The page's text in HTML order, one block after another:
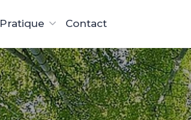
Pratique Contact